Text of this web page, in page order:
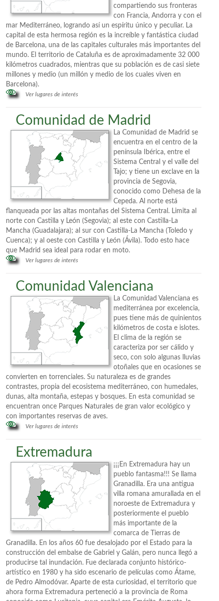
compartiendo sus fronteras
con Francia, Andorra y con el
mar Mediterráneo, logrando así un espíritu único y peculiar. La
capital de esta hermosa región es la increíble y fantástica ciudad
de Barcelona, una de las capitales culturales más importantes del
mundo. El territorio de Cataluña es de aproximadamente 32 000
kilómetros cuadrados, mientras que su población es de casi siete
millones y medio (un millón y medio de los cuales viven en
Barcelona).
Ver lugares de interés
Comunidad de Madrid
La Comunidad de Madrid se
encuentra en el centro de la
península Ibérica, entre el
Sistema Central y el valle del
Tajo; y tiene un exclave en la
provincia de Segovia,
conocido como Dehesa de la
Cepeda. Al norte está
flanqueada por las altas montañas del Sistema Central. Limita al
norte con Castilla y León (Segovia); al este con Castilla-La
Mancha (Guadalajara); al sur con Castilla-La Mancha (Toledo y
Cuenca); y al oeste con Castilla y León (Ávila). Todo esto hace
que Madrid sea ideal para rodar en moto.
Ver lugares de interés
Comunidad Valenciana
La Comunidad Valenciana es
mediterránea por excelencia,
pues tiene más de quinientos
kilómetros de costa e islotes.
El clima de la región se
caracteriza por ser cálido y
seco, con solo algunas lluvias
otoñales que en ocasiones se
convierten en torrenciales. Su naturaleza es de grandes
contrastes, propia del ecosistema mediterráneo, con humedales,
dunas, alta montaña, estepas y bosques. En esta comunidad se
encuentran once Parques Naturales de gran valor ecológico y
con importantes reservas de aves.
Ver lugares de interés
Extremadura
¡¡¡En Extremadura hay un
pueblo fantasma!!! Se llama
Granadilla. Era una antigua
villa romana amurallada en el
noroeste de Extremadura y
posteriormente el pueblo
más importante de la
comarca de Tierras de
Granadilla. En los años 60 fue desalojado por el Estado para la
construcción del embalse de Gabriel y Galán, pero nunca llegó a
producirse tal inundación. Fue declarada conjunto histórico-
artístico en 1980 y ha sido escenario de películas como Átame,
de Pedro Almodóvar. Aparte de esta curiosidad, el territorio que
ahora forma Extremadura perteneció a la provincia de Roma